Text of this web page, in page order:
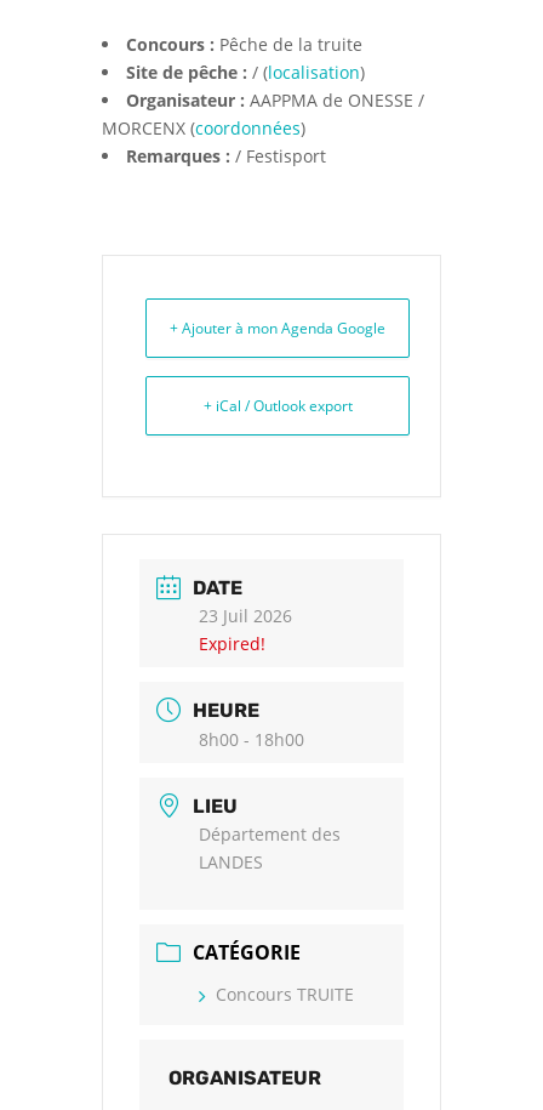
Concours : Pêche de la truite
Site de pêche : / (localisation)
Organisateur : AAPPMA de ONESSE /
MORCENX (coordonnées)
Remarques : / Festisport
+ Ajouter à mon Agenda Google
+ iCal / Outlook export
DATE
23 Juil 2026
Expired!
HEURE
8h00 - 18h00
LIEU
Département des
LANDES
CATÉGORIE
Concours TRUITE
ORGANISATEUR